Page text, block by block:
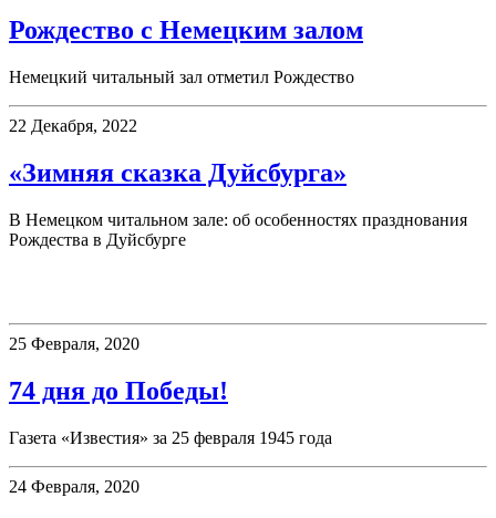
Рождество с Немецким залом
Немецкий читальный зал отметил Рождество
22 Декабря, 2022
«Зимняя сказка Дуйсбурга»
В Немецком читальном зале: об особенностях празднования
Рождества в Дуйсбурге
25 Февраля, 2020
74 дня до Победы!
Газета «Известия» за 25 февраля 1945 года
24 Февраля, 2020